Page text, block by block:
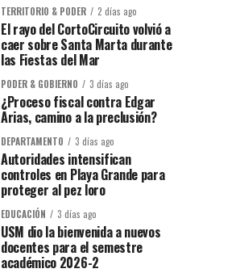
TERRITORIO & PODER 2 días ago
El rayo del CortoCircuito volvió a
caer sobre Santa Marta durante
las Fiestas del Mar
PODER & GOBIERNO 3 días ago
¿Proceso fiscal contra Edgar
Arias, camino a la preclusión?
DEPARTAMENTO 3 días ago
Autoridades intensifican
controles en Playa Grande para
proteger al pez loro
EDUCACIÓN 3 días ago
USM dio la bienvenida a nuevos
docentes para el semestre
académico 2026-2